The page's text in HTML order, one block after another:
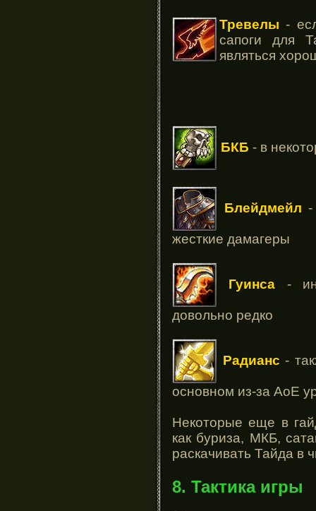
Тревелы -
сапоги для
являться
БКБ - в
Блейдмейл -
жесткие дамагеры
Гуинса -
довольно редко
Радианс -
основном из-за АоЕ
Некоторые еще в
как буриза, МКБ,
раскачивать Тайда в
8. Тактика игры